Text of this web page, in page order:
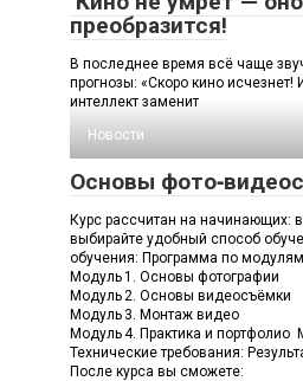
преобразится!
В последнее время всё чаще
прогнозы: «Скоро кино исчезнет!
интеллект заменит
Новости
Основы
Курс рассчитан на начинающих:
выбирайте удобный способ
обучения: Программа по
Модуль 1. Основы фотографии
Модуль 2. Основы видеосъёмки
Модуль 3. Монтаж видео
Модуль 4. Практика и портфолио
Технические требования:
После курса вы сможете: